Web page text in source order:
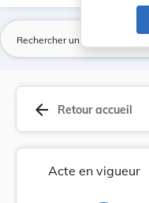
arrow_back Retour accueil
Acte en vigueur